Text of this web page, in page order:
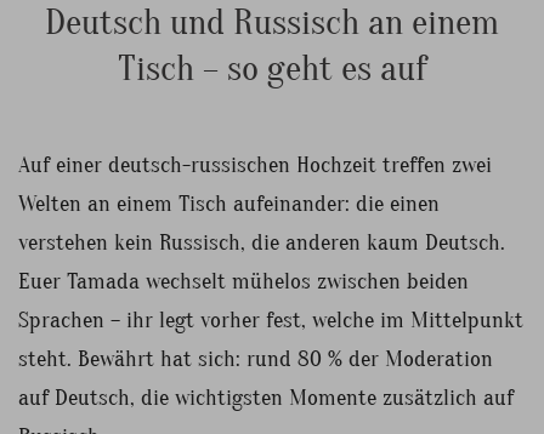
Deutsch und Russisch an einem
Tisch – so geht es auf
Auf einer deutsch-russischen Hochzeit treffen zwei
Welten an einem Tisch aufeinander: die einen
verstehen kein Russisch, die anderen kaum Deutsch.
Euer Tamada wechselt mühelos zwischen beiden
Sprachen – ihr legt vorher fest, welche im Mittelpunkt
steht. Bewährt hat sich: rund 80 % der Moderation
auf Deutsch, die wichtigsten Momente zusätzlich auf